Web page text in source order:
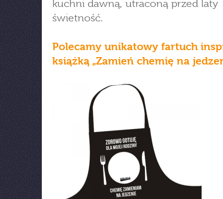
kuchni dawną, utraconą przed laty
świetność.
Polecamy unikatowy fartuch
książką „Zamień chemię na